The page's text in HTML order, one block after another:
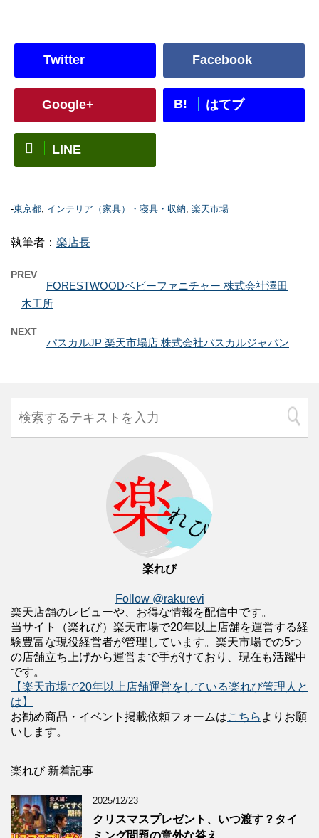
Twitter Facebook
Google+ B! はてブ
LINE
-東京都, インテリア（家具）・寝具・収納, 楽天市場
執筆者： 楽店長
PREV
FORESTWOODベビーファニチャー 株式会社澤田
木工所
NEXT
パスカルJP 楽天市場店 株式会社パスカルジャパン
楽れび
Follow @rakurevi
楽天店舗のレビューや、お得な情報を配信中です。
当サイト（楽れび）楽天市場で20年以上店舗を運営する経
験豊富な現役経営者が管理しています。楽天市場での5つ
の店舗立ち上げから運営まで手がけており、現在も活躍中
です。
【楽天市場で20年以上店舗運営をしている楽れび管理人と
は】
お勧め商品・イベント掲載依頼フォームはこちら よりお願
いします。
楽れび 新着記事
2025/12/23
クリスマスプレゼント、いつ渡す？タイ
ミング問題の意外な答え